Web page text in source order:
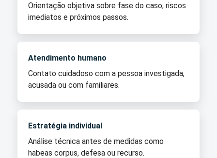
Orientação objetiva sobre fase do caso, riscos
imediatos e próximos passos.
Atendimento humano
Contato cuidadoso com a pessoa investigada,
acusada ou com familiares.
Estratégia individual
Análise técnica antes de medidas como
habeas corpus, defesa ou recurso.